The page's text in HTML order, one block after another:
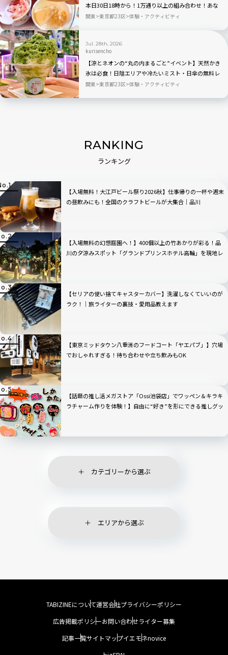
本日30日18時から！1万通り以上の組み合わせ！あな
ただけのアイスクリームが作れるポップアップイベン
関東 東京都23区 体験・アクティビティ
Jul. 28th, 2026
kurisencho
【涼とネオンの“丸の内まるごと”イベント】天然かき
氷は必食！日陰エリアや冷たいミスト・日傘の無料レ
ンタルも「MARUNOUCHI SUMMER FEST」｜8月23日
関東 東京都23区 体験・アクティビティ
RANKING
ランキング
【入場無料！大江戸ビール祭り2026秋】仕事帰りの一杯や週末
の昼飲みにも！全国のクラフトビールが大集合｜品川
【入場無料の幻想庭園へ！】400個以上の竹あかりが彩る！品
川の夕涼みスポット「グランドプリンスホテル高輪」を現地レ
【セリアの使い捨てキャスターカバー】洗濯しなくていいのが
ラク！｜旅ライターの裏技・愛用品教えます
【東京ミッドタウン八重洲のフードコート「ヤエパブ」】穴場
でおしゃれすぎる！待ち合わせや立ち飲みもOK
【話題の推し活メガストア「Ossi池袋店」でワッペン＆キラキ
ラチャーム作りを体験！】自由に“好き”を形にできる推しグッ
カテゴリーから選ぶ
エリアから選ぶ
TABIZINEについて運営会社プライバシーポリシー
広告掲載ポリシーお問い合わせライター募集
記事一覧サイトマップイエモネnovice